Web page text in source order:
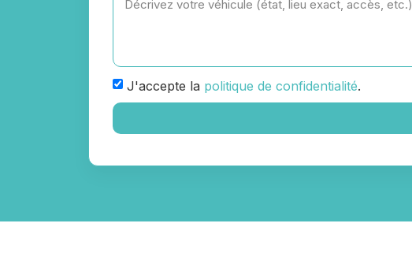
J'accepte la politique de confidentialité.